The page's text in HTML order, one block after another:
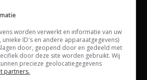
Cookies
Cookievoorkeuren
worden verwerkt en informatie van uw
ID's en andere apparaatgegevens)
door, geopend door en gedeeld met
door deze site worden gebruikt. Wij
precieze geolocatiegegevens
partners.